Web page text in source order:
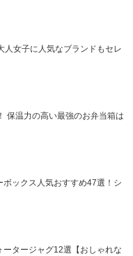
人女子に人気なブランドもセレ
保温力の高い最強のお弁当箱は
ックス人気おすすめ47選！シ
タージャグ12選【おしゃれな